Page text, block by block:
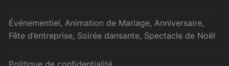
Événementiel, Animation de Mariage, Anniversaire,
Fête d’entreprise, Soirée dansante, Spectacle de Noël
Politique de confidentialité